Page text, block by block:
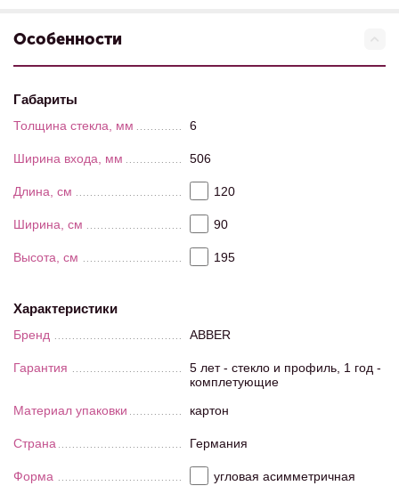
Особенности
Габариты
Толщина стекла, мм 6
Ширина входа, мм 506
Длина, см 120
Ширина, см 90
Высота, см 195
Характеристики
Бренд ABBER
Гарантия
5 лет - стекло и профиль, 1 год -
комплетующие
Материал упаковки
картон
Страна Германия
Форма угловая асимметричная